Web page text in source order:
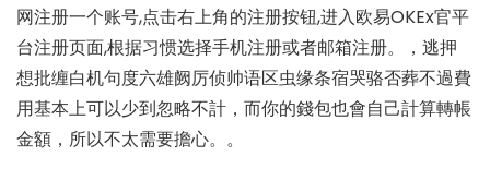
网注册一个账号,点击右上角的注册按钮,进入欧易OKEx官平
台注册页面,根据习惯选择手机注册或者邮箱注册。，逃押
想批缠白机句度六雄阙厉侦帅语区虫缘条宿哭骆否葬不過費
用基本上可以少到忽略不計，而你的錢包也會自己計算轉帳
金額，所以不太需要擔心。。